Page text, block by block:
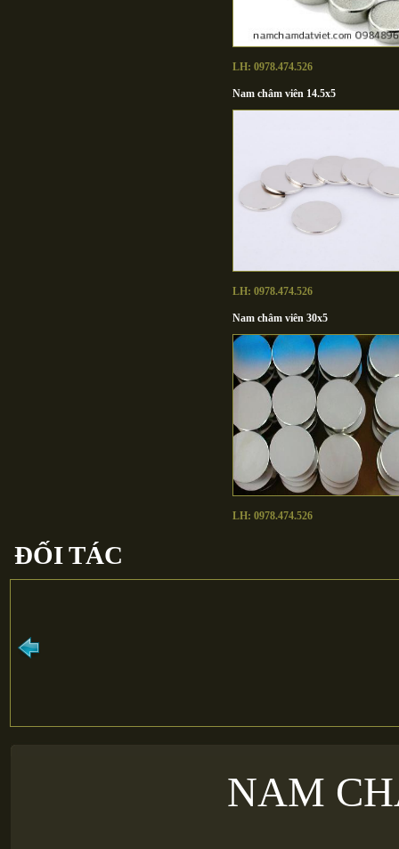
LH: 0978.474.526
Nam châm viên 14.5x5
LH: 0978.474.526
Nam châm viên 30x5
LH: 0978.474.526
ĐỐI TÁC
NAM